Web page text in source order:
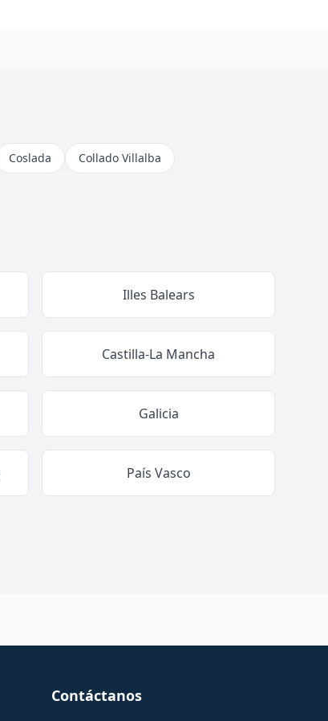
Coslada
Collado Villalba
Illes Balears
Castilla-La Mancha
Galicia
País Vasco
Contáctanos